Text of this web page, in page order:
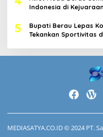
Indonesia di
5
Bupati Berau Lepas
Tekankan Sportivitas
MEDIASATYA.CO.ID© 2024 PT.